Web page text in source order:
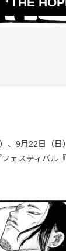
、9月22日（日
フェスティバル